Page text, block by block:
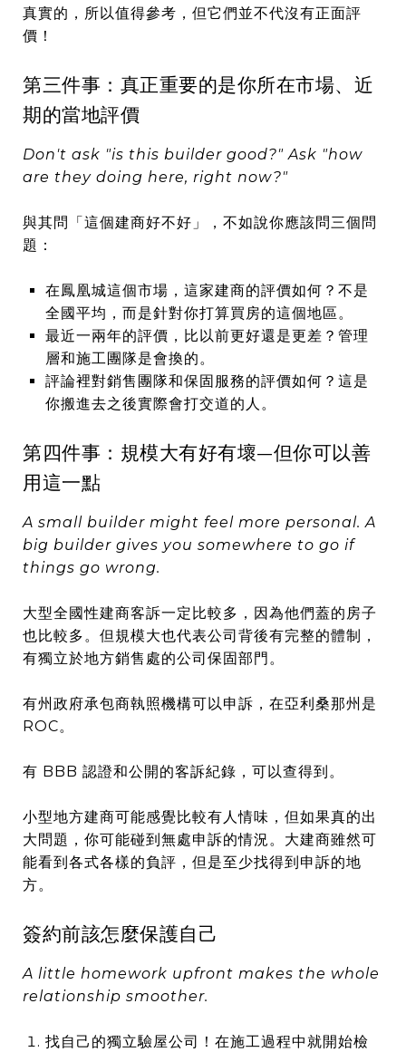
真實的，所以值得參考，但它們並不代沒有正面評
價！
第三件事：真正重要的是你所在市場、近
期的當地評價
Don't ask "is this builder good?" Ask "how
are they doing here, right now?"
與其問「這個建商好不好」，不如說你應該問三個問
題：
在鳳凰城這個市場，這家建商的評價如何？不是
全國平均，而是針對你打算買房的這個地區。
最近一兩年的評價，比以前更好還是更差？管理
層和施工團隊是會換的。
評論裡對銷售團隊和保固服務的評價如何？這是
你搬進去之後實際會打交道的人。
第四件事：規模大有好有壞—但你可以善
用這一點
A small builder might feel more personal. A
big builder gives you somewhere to go if
things go wrong.
大型全國性建商客訴一定比較多，因為他們蓋的房子
也比較多。但規模大也代表公司背後有完整的體制，
有獨立於地方銷售處的公司保固部門。
有州政府承包商執照機構可以申訴，在亞利桑那州是
ROC。
有 BBB 認證和公開的客訴紀錄，可以查得到。
小型地方建商可能感覺比較有人情味，但如果真的出
大問題，你可能碰到無處申訴的情況。大建商雖然可
能看到各式各樣的負評，但是至少找得到申訴的地
方。
簽約前該怎麼保護自己
A little homework upfront makes the whole
relationship smoother.
找自己的獨立驗屋公司！在施工過程中就開始檢